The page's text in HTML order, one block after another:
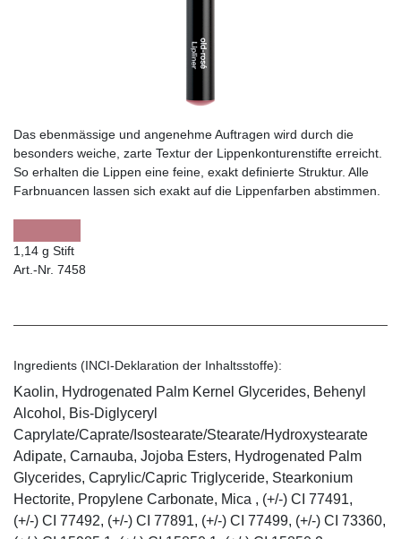
Das ebenmässige und angenehme Auftragen wird durch die
besonders weiche, zarte Textur der Lippenkonturenstifte erreicht.
So erhalten die Lippen eine feine, exakt definierte Struktur. Alle
Farbnuancen lassen sich exakt auf die Lippenfarben abstimmen.
1,14 g Stift
Art.-Nr. 7458
Ingredients (INCI-Deklaration der Inhaltsstoffe):
Kaolin, Hydrogenated Palm Kernel Glycerides, Behenyl
Alcohol, Bis-Diglyceryl
Caprylate/Caprate/Isostearate/Stearate/Hydroxystearate
Adipate, Carnauba, Jojoba Esters, Hydrogenated Palm
Glycerides, Caprylic/Capric Triglyceride, Stearkonium
Hectorite, Propylene Carbonate, Mica , (+/-) CI 77491,
(+/-) CI 77492, (+/-) CI 77891, (+/-) CI 77499, (+/-) CI 73360,